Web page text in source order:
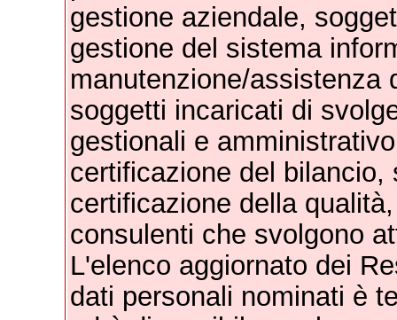
gestione aziendale,
gestione del sistema
manutenzione/assistenza
soggetti incaricati di
gestionali e
certificazione del
certificazione della
consulenti che svolgono
L'elenco aggiornato dei
dati personali nominati è